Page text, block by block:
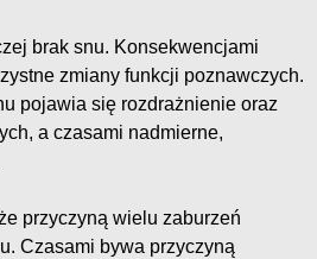
brak snu. Konsekwencjami
zmiany funkcji poznawczych.
pojawia się rozdrażnienie oraz
a czasami nadmierne,
przyczyną wielu zaburzeń
Czasami bywa przyczyną